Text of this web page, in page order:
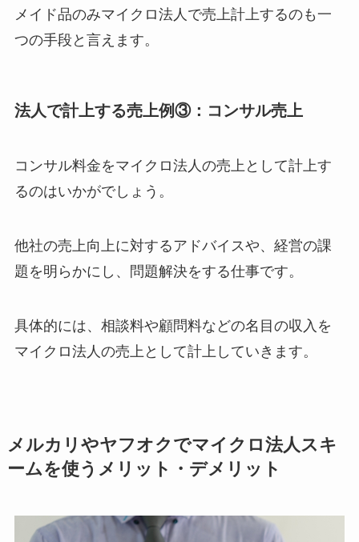
メイド品のみマイクロ法人で売上計上するのも一
つの手段と言えます。
法人で計上する売上例③：コンサル売上
コンサル料金をマイクロ法人の売上として計上す
るのはいかがでしょう。
他社の売上向上に対するアドバイスや、経営の課
題を明らかにし、問題解決をする仕事です。
具体的には、相談料や顧問料などの名目の収入を
マイクロ法人の売上として計上していきます。
メルカリやヤフオクでマイクロ法人スキ
ームを使うメリット・デメリット